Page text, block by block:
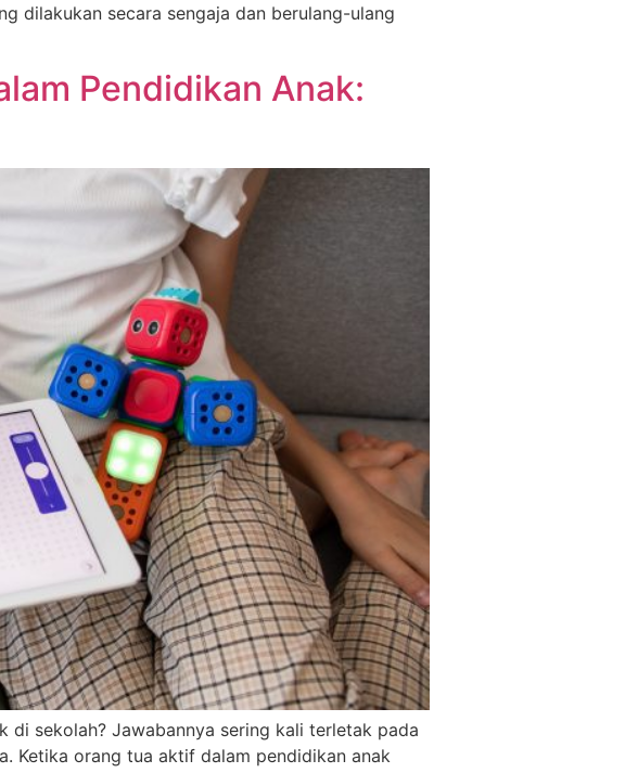
dilakukan secara sengaja dan berulang-ulang
Pendidikan Anak:
di sekolah? Jawabannya sering kali terletak pada
Ketika orang tua aktif dalam pendidikan anak